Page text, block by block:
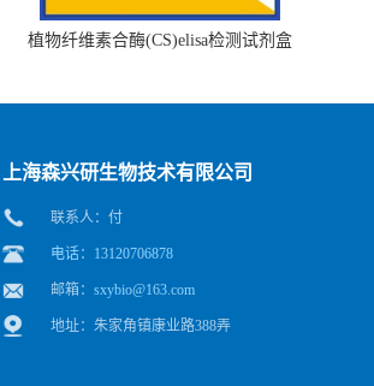
植物纤维素合酶(CS)elisa检测试剂盒
上海森兴研生物技术有限公司
联系人：付
电话：13120706878
邮箱： sxybio@163.com
地址：朱家角镇康业路388弄